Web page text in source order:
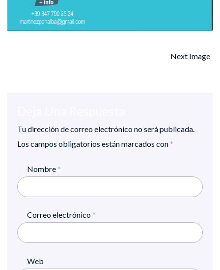
Next Image
Tu dirección de correo electrónico no será publicada.
Los campos obligatorios están marcados con *
Nombre *
Correo electrónico *
Web